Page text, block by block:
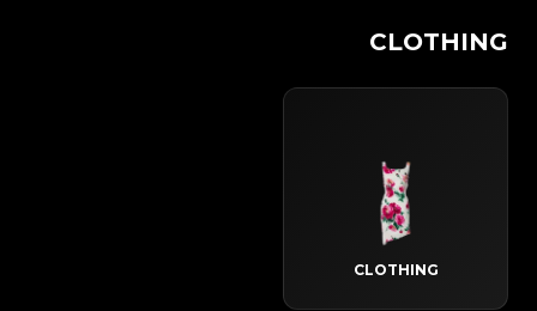
CLOTHING
CLOTHING